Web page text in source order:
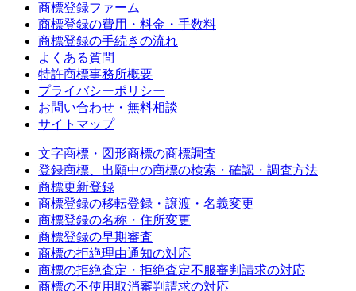
商標登録ファーム
商標登録の費用・料金・手数料
商標登録の手続きの流れ
よくある質問
特許商標事務所概要
プライバシーポリシー
お問い合わせ・無料相談
サイトマップ
文字商標・図形商標の商標調査
登録商標、出願中の商標の検索・確認・調査方法
商標更新登録
商標登録の移転登録・譲渡・名義変更
商標登録の名称・住所変更
商標登録の早期審査
商標の拒絶理由通知の対応
商標の拒絶査定・拒絶査定不服審判請求の対応
商標の不使用取消審判請求の対応